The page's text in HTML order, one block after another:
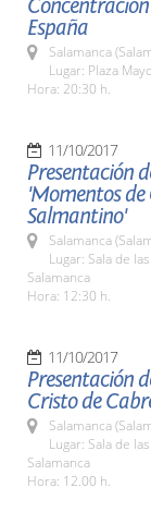
España
Salamanca
Lugar: Plaza
Hora: 20:30 h.
11/10/2017
Presentación
'Momentos
Salmantino'
Salamanca
Lugar: Sala de
Salamanca
Hora: 12:30 h.
11/10/2017
Presentación
Cristo de
Salamanca
Lugar: Sala de
Salamanca
Hora: 12.00 h.